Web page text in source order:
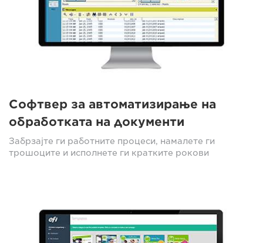
Софтвер за автоматизирање на
обработката на документи
Забрзајте ги работните процеси, намалете ги
трошоците и исполнете ги кратките рокови